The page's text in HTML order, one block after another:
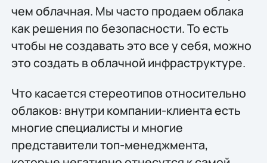
чем облачная. Мы часто продаем облака
как решения по безопасности. То есть
чтобы не создавать это все у себя, можно
это создать в облачной инфраструктуре.
Что касается стереотипов относительно
облаков: внутри компании-клиента есть
многие специалисты и многие
представители топ-менеджмента,